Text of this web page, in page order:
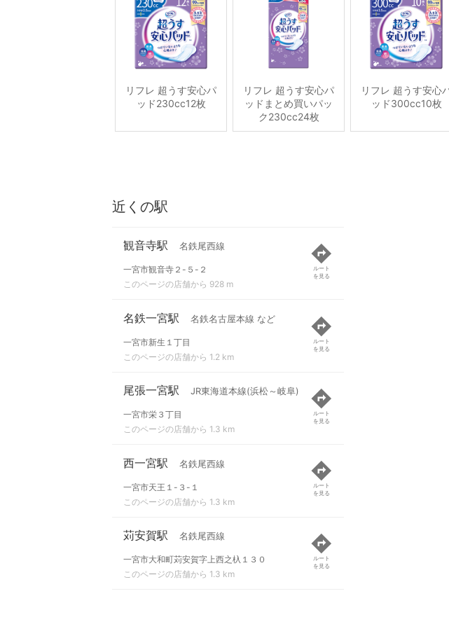
リフレ 超うす安心パ
ッド230cc12枚
リフレ 超うす安心パ
ッドまとめ買いパッ
ク230cc24枚
リフレ 超うす安心
ッド300cc10枚
近くの駅
観音寺駅 名鉄尾西線
一宮市観音寺２-５-２
このページの店舗から 928 m
ルート
を見る
名鉄一宮駅 名鉄名古屋本線 など
一宮市新生１丁目
このページの店舗から 1.2 km
ルート
を見る
尾張一宮駅 JR東海道本線(浜松～岐阜)
一宮市栄３丁目
このページの店舗から 1.3 km
ルート
を見る
西一宮駅 名鉄尾西線
一宮市天王１-３-１
このページの店舗から 1.3 km
ルート
を見る
苅安賀駅 名鉄尾西線
一宮市大和町苅安賀字上西之杁１３０
このページの店舗から 1.3 km
ルート
を見る